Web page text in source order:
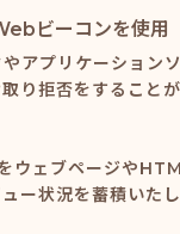
ビーコンを使
アプリケーショ
拒否をするこ
ェブページや
ー状況を蓄積いたし